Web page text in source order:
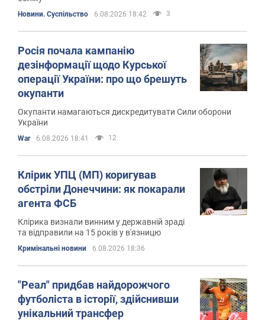
Новини. Суспільство 6.08.2026 18:42 3
Росія почала кампанію
дезінформації щодо Курської
операції України: про що брешуть
окупанти
Окупанти намагаються дискредитувати Сили оборони
України
War 6.08.2026 18:41 12
Клірик УПЦ (МП) коригував
обстріли Донеччини: як покарали
агента ФСБ
Клірика визнали винним у державній зраді
та відправили на 15 років у в'язницю
Кримінальні новини 6.08.2026 18:36
"Реал" придбав найдорожчого
футболіста в історії, здійснивши
унікальний трансфер